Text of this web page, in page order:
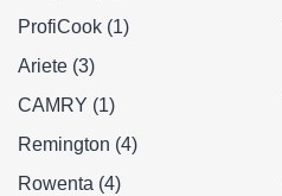
ProfiCook (1)
Ariete (3)
CAMRY (1)
Remington (4)
Rowenta (4)